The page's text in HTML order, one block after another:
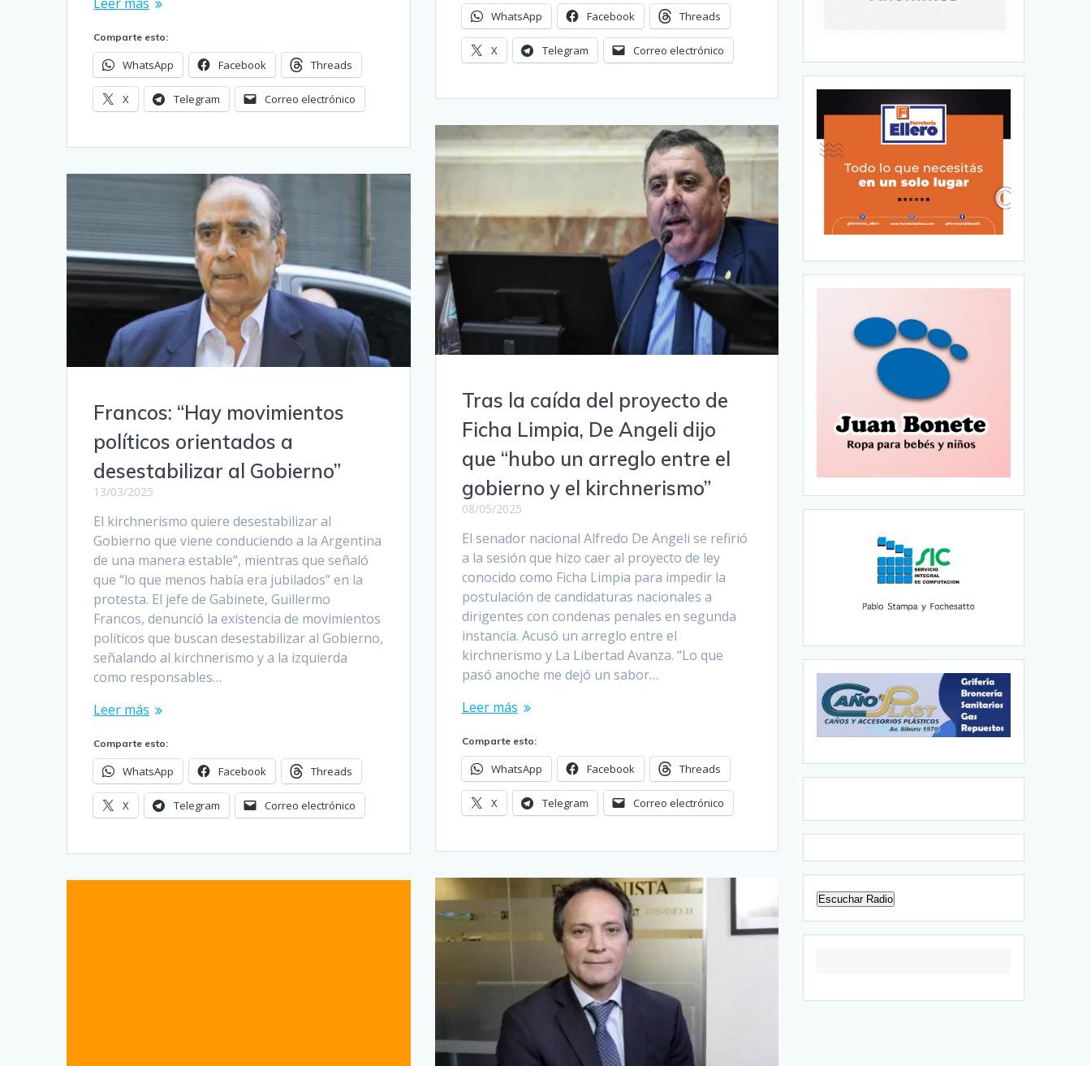
Comparte esto:
WhatsApp Facebook Threads
X Telegram Correo electrónico
WhatsApp Facebook Threads
X Telegram Correo electrónico
Tras la caída del proyecto de
Ficha Limpia, De Angeli dijo
que “hubo un arreglo entre el
gobierno y el kirchnerismo”
08/05/2025
El senador nacional Alfredo De Angeli se refirió
a la sesión que hizo caer al proyecto de ley
conocido como Ficha Limpia para impedir la
postulación de candidaturas nacionales a
dirigentes con condenas penales en segunda
instancia. Acusó un arreglo entre el
kirchnerismo y La Libertad Avanza. “Lo que
pasó anoche me dejó un sabor…
Leer más
Comparte esto:
WhatsApp Facebook Threads
X Telegram Correo electrónico
Francos: “Hay movimientos
políticos orientados a
desestabilizar al Gobierno”
13/03/2025
El kirchnerismo quiere desestabilizar al
Gobierno que viene conduciendo a la Argentina
de una manera estable”, mientras que señaló
que “lo que menos había era jubilados” en la
protesta. El jefe de Gabinete, Guillermo
Francos, denunció la existencia de movimientos
políticos que buscan desestabilizar al Gobierno,
señalando al kirchnerismo y a la izquierda
como responsables…
Leer más
Comparte esto:
WhatsApp Facebook Threads
X Telegram Correo electrónico
Escuchar Radio